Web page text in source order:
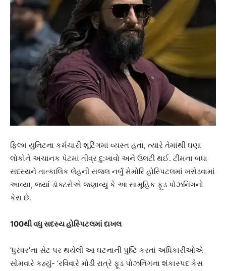
ફિલ્મ યુનિટના કર્મચારી શૂટિંગમાં વ્યસ્ત હતા, ત્યારે તેમાંથી ઘણા
લોકોને અચાનક પેટમાં તીવ્ર દુ:ખાવો અને ઉલટી થઈ. ટીમના બધા
સદસ્યને તાત્કાલિક લેહની સજલ નર્બુ મેમોરિ હોસ્પિટલમાં ખસેડવામાં
આવ્યા, જ્યાં ડૉક્ટરોએ જણાવ્યું કે આ સામૂહિક ફૂડ પોઝનિંગનો
કેસ છે.
100થી વધુ સદસ્ય હોસ્પિટલમાં દાખલ
‘ધુરંધર’ના સેટ પર થયેલી આ ઘટનાની પુષ્ટિ કરતાં અધિકારીઓએ
સોમવારે કહ્યું- ‘રવિવારે મોડી રાત્રે ફૂડ પોઝનિંગના શંકાસ્પદ કેસ